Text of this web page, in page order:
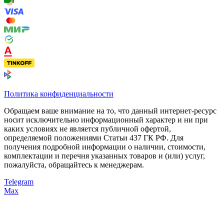
Политика конфиденциальности
Обращаем ваше внимание на то, что данный интернет-ресурс
носит исключительно информационный характер и ни при
каких условиях не является публичной офертой,
определяемой положениями Статьи 437 ГК РФ. Для
получения подробной информации о наличии, стоимости,
комплектации и перечня указанных товаров и (или) услуг,
пожалуйста, обращайтесь к менеджерам.
Telegram
Max